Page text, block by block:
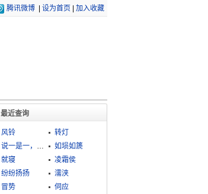
腾讯微博 设为首页 加入收藏
最近查询
风铃
转灯
说一是一，说二是二
如埙如篪
就寝
凌霜侯
纷纷扬扬
濡浃
冒势
伺应